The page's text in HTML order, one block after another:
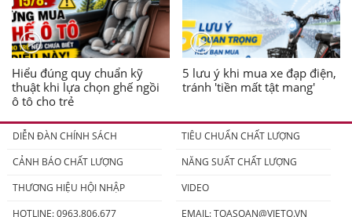
Hiểu đúng quy chuẩn kỹ
thuật khi lựa chọn ghế ngồi
ô tô cho trẻ
5 lưu ý khi mua xe đạp điện,
tránh 'tiền mất tật mang'
DIỄN ĐÀN CHÍNH SÁCH
TIÊU CHUẨN CHẤT LƯỢNG
CẢNH BÁO CHẤT LƯỢNG
NĂNG SUẤT CHẤT LƯỢNG
THƯƠNG HIỆU HỘI NHẬP
VIDEO
HOTLINE: 0963.806.677
EMAIL:TOASOAN@VIETQ.VN